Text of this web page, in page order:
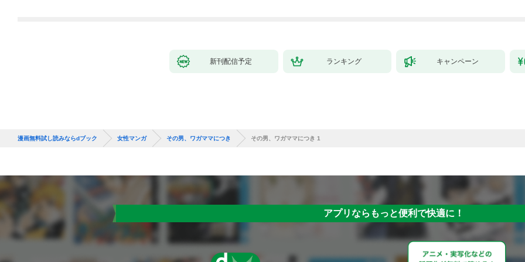
新刊配信予定 ランキング キャンペーン
漫画無料試し読みならdブック 女性マンガ その男、ワガママにつき その男、ワガママにつき 1
アプリならもっと便利で快適に！